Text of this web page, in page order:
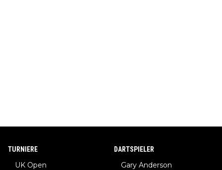
TURNIERE
UK Open
DARTSPIELER
Gary Anderson